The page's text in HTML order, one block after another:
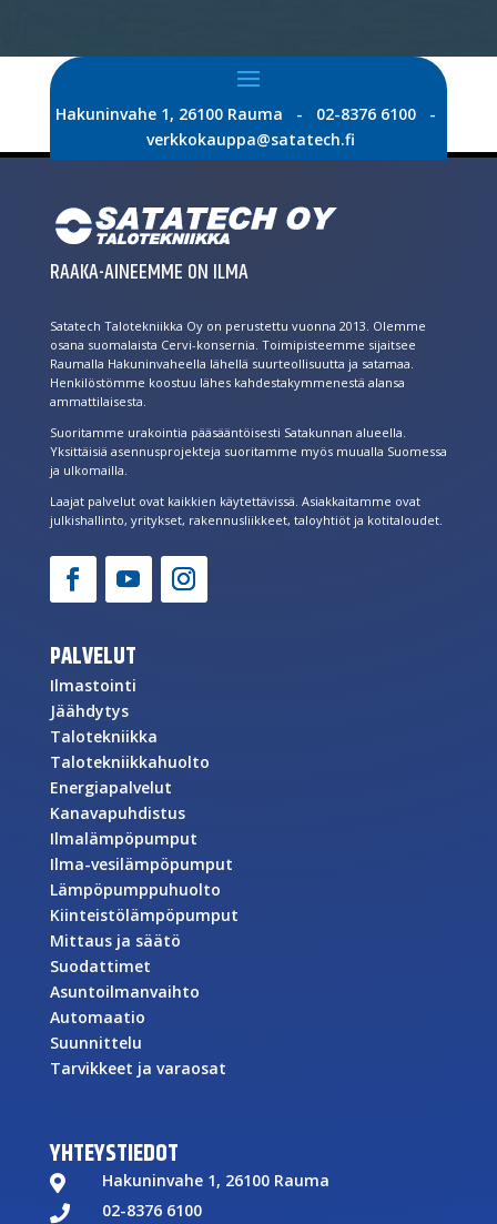
Hakuninvahe 1, 26100 Rauma - 02-8376 6100 -
verkkokauppa@satatech.fi
RAAKA-AINEEMME ON ILMA
Satatech Talotekniikka Oy on perustettu vuonna 2013. Olemme
osana suomalaista Cervi-konsernia. Toimipisteemme sijaitsee
Raumalla Hakuninvaheella lähellä suurteollisuutta ja satamaa.
Henkilöstömme koostuu lähes kahdestakymmenestä alansa
ammattilaisesta.
Suoritamme urakointia pääsääntöisesti Satakunnan alueella.
Yksittäisiä asennusprojekteja suoritamme myös muualla Suomessa
ja ulkomailla.
Laajat palvelut ovat kaikkien käytettävissä. Asiakkaitamme ovat
julkishallinto, yritykset, rakennusliikkeet, taloyhtiöt ja kotitaloudet.
PALVELUT
Ilmastointi
Jäähdytys
Talotekniikka
Talotekniikkahuolto
Energiapalvelut
Kanavapuhdistus
Ilmalämpöpumput
Ilma-vesilämpöpumput
Lämpöpumppuhuolto
Kiinteistölämpöpumput
Mittaus ja säätö
Suodattimet
Asuntoilmanvaihto
Automaatio
Suunnittelu
Tarvikkeet ja varaosat
YHTEYSTIEDOT
 Hakuninvahe 1, 26100 Rauma
 02-8376 6100